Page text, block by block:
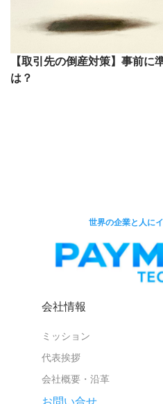
【取引先の倒産対策】事前に
は？
世界の企業と人に
会社情報
ミッション
代表挨拶
会社概要・沿革
お問い合せ